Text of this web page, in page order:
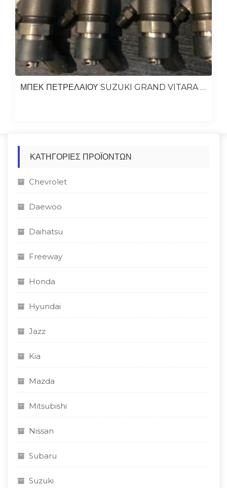
ΜΠΕΚ ΠΕΤΡΕΛΑΙΟΥ SUZUKI GRAND VITARA 2007-2009 F9Q 1.9
ΚΑΤΗΓΟΡΊΕΣ ΠΡΟΪΌΝΤΩΝ
Chevrolet
Daewoo
Daihatsu
Freeway
Honda
Hyundai
Jazz
Kia
Mazda
Mitsubishi
Nissan
Subaru
Suzuki